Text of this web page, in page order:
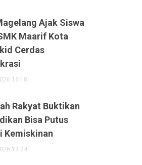
Ajak Siswa
Maarif Kota
Cerdas
16:18
Rakyat Buktikan
Bisa Putus
Kemiskinan
13:24